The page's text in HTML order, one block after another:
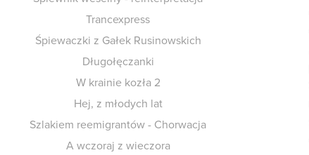
Trancexpress
Śpiewaczki z Gałek Rusinowskich
Długołęczanki
W krainie kozła 2
Hej, z młodych lat
Szlakiem reemigrant​ó​w - Chorwacja
A wczoraj z wieczora